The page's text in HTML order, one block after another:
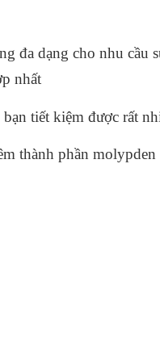
dạng cho nhu cầu
nhất
tiết kiệm được rất
thành phần